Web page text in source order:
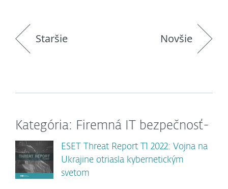
Staršie Novšie
Kategória: Firemná IT bezpečnosť-
ESET Threat Report T1 2022: Vojna na
Ukrajine otriasla kybernetickým
svetom